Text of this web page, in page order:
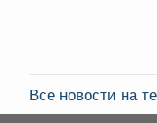
Все новости на